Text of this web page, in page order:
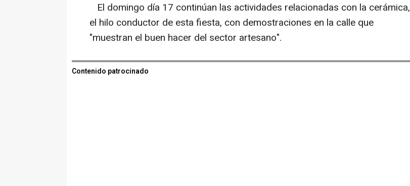
El domingo día 17 continúan las actividades relacionadas con la cerámica,
el hilo conductor de esta fiesta, con demostraciones en la calle que
"muestran el buen hacer del sector artesano".
Contenido patrocinado